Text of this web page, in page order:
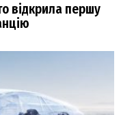
відкрила першу